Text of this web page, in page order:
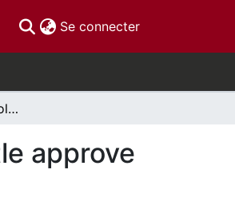
Se connecter(current)
Physicians in political roles: would Hippocrates and Aristotle approve ?
approve